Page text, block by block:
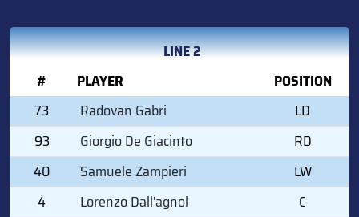
LINE 2
#
PLAYER
POSITION
73
Radovan Gabri
LD
93
Giorgio De Giacinto
RD
40
Samuele Zampieri
LW
4
Lorenzo Dall'agnol
C